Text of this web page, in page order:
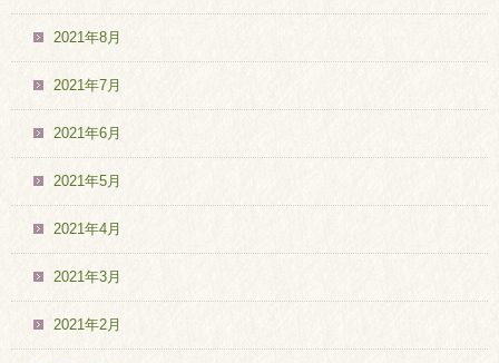
2021年8月
2021年7月
2021年6月
2021年5月
2021年4月
2021年3月
2021年2月